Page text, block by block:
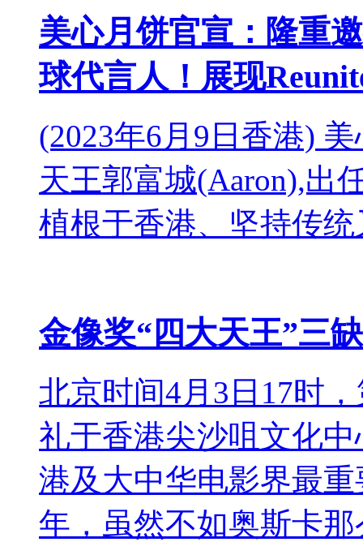
美心月饼官宣：隆重
球代言人！展现
(2023年6月9日香港)
天王郭富城(Aaron),出
植根于香港、坚持传统
金像奖“四大天王”三
北京时间4月3日17时
礼于香港尖沙咀文化
港及大中华电影界最
年，虽然不如奥斯卡